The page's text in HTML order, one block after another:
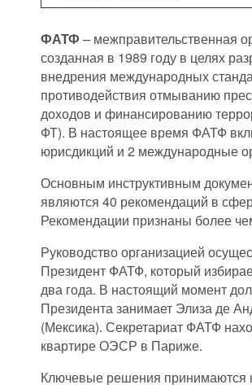
ФАТФ –межправительственная
созданная в 1989 году в целях
внедрения международных
противодействия отмыванию
доходов и финансированию
ФТ). В настоящее время ФАТФ
юрисдикций и 2 международные
Основным инструктивным
являются 40 рекомендаций в
Рекомендации признаны более
Руководство организацией
Президент ФАТФ, который
два года. В настоящий момент
Президента занимает Элиза де
(Мексика). Секретариат ФАТФ
квартире ОЭСР в Париже.
Ключевые решения принимаются